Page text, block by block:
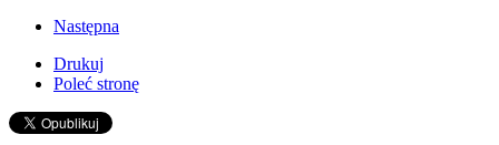
Następna
Drukuj
Poleć stronę